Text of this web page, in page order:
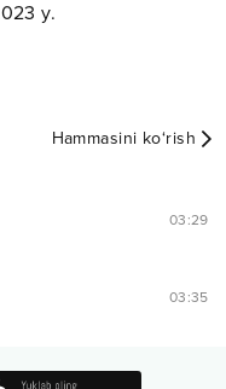
y.
Hammasini ko‘rish
03:29
03:35